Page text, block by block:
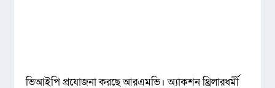
ভিআইপি প্রযোজনা করছে আরএমভি। অ্যাকশন থ্রিলারধর্মী